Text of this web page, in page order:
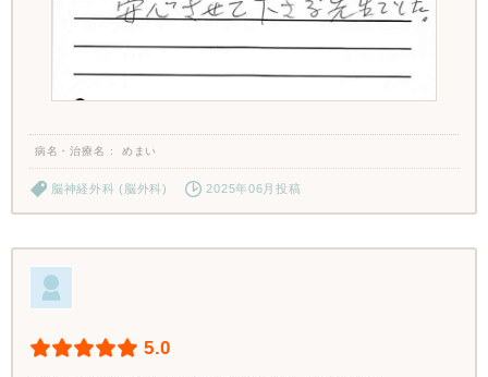
病名・治療名 めまい
脳神経外科 (脳外科) 2025年06月投稿
5.0